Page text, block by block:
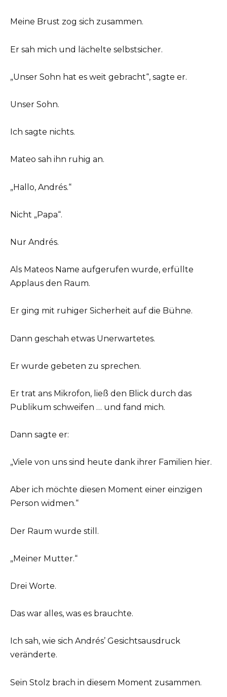
Meine Brust zog sich zusammen.
Er sah mich und lächelte selbstsicher.
„Unser Sohn hat es weit gebracht“, sagte er.
Unser Sohn.
Ich sagte nichts.
Mateo sah ihn ruhig an.
„Hallo, Andrés.“
Nicht „Papa“.
Nur Andrés.
Als Mateos Name aufgerufen wurde, erfüllte
Applaus den Raum.
Er ging mit ruhiger Sicherheit auf die Bühne.
Dann geschah etwas Unerwartetes.
Er wurde gebeten zu sprechen.
Er trat ans Mikrofon, ließ den Blick durch das
Publikum schweifen … und fand mich.
Dann sagte er:
„Viele von uns sind heute dank ihrer Familien hier.
Aber ich möchte diesen Moment einer einzigen
Person widmen.“
Der Raum wurde still.
„Meiner Mutter.“
Drei Worte.
Das war alles, was es brauchte.
Ich sah, wie sich Andrés’ Gesichtsausdruck
veränderte.
Sein Stolz brach in diesem Moment zusammen.